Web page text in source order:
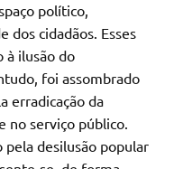
político,
dos cidadãos. Esses
à ilusão do
foi assombrado
erradicação da
no serviço público.
desilusão popular